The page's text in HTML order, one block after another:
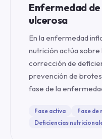
Enfermedad
ulcerosa
En la enfermedad
nutrición actúa sobre
corrección de
prevención de
fase de la
Fase activa
Fase de
Deficiencias